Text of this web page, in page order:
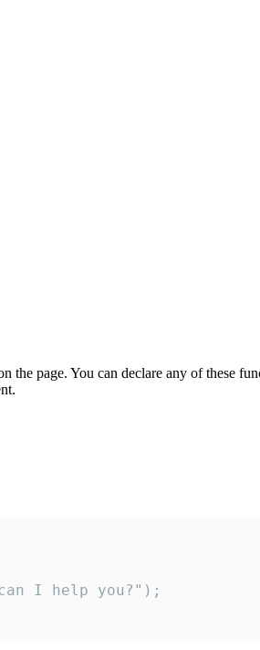
the page. You can declare any of these
I help you?");